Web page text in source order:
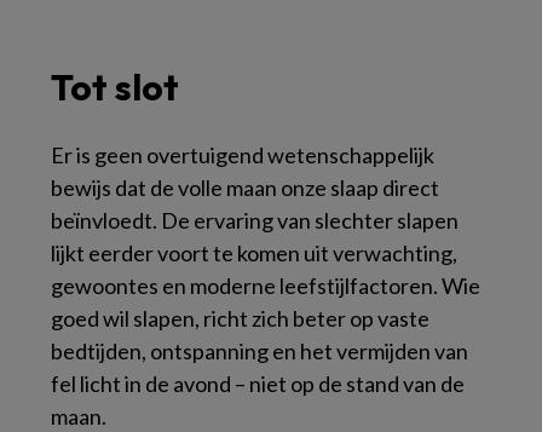
Tot slot
Er is geen overtuigend wetenschappelijk
bewijs dat de volle maan onze slaap direct
beïnvloedt. De ervaring van slechter slapen
lijkt eerder voort te komen uit verwachting,
gewoontes en moderne leefstijlfactoren. Wie
goed wil slapen, richt zich beter op vaste
bedtijden, ontspanning en het vermijden van
fel licht in de avond – niet op de stand van de
maan.